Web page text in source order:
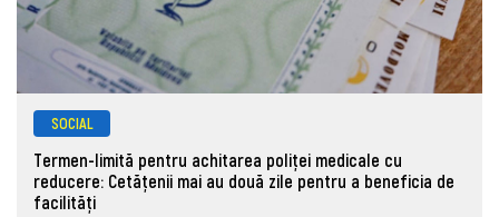
SOCIAL
Termen-limită pentru achitarea poliței medicale cu
reducere: Cetățenii mai au două zile pentru a beneficia de
facilități